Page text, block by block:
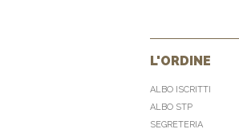
L'ORDINE
ALBO ISCRITTI
ALBO STP
SEGRETERIA